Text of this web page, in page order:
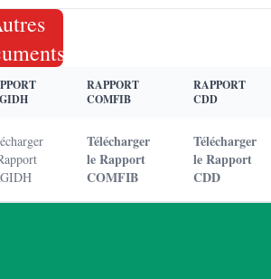
RAPPORT
COMFIB
RAPPORT
CDD
Télécharger
le Rapport
COMFIB
Télécharger
le Rapport
CDD